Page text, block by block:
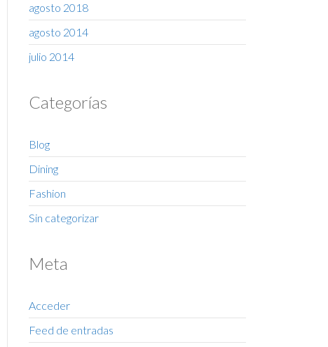
agosto 2018
agosto 2014
julio 2014
Categorías
Blog
Dining
Fashion
Sin categorizar
Meta
Acceder
Feed de entradas